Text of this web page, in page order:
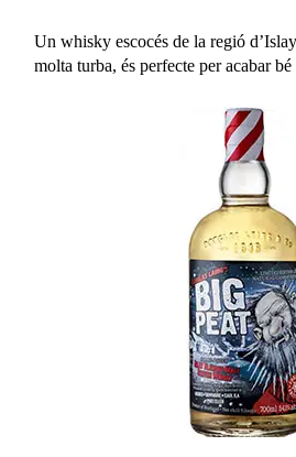
Un whisky escocés de la regió
molta turba, és perfecte per acabar bé